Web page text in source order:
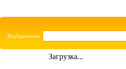
Изображения:
Загрузка...